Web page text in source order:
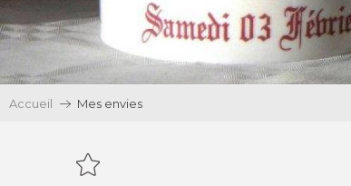
Accueil Mes envies